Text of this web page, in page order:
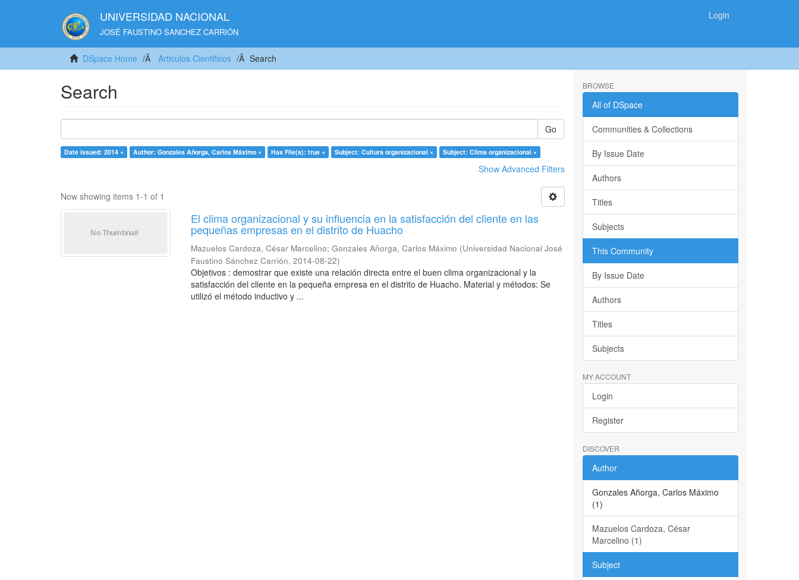
UNIVERSIDAD NACIONAL
JOSÉ FAUSTINO SANCHEZ CARRIÓN
Login
DSpace Home Articulos Cientificos Search
Search
Go
Date issued: 2014 × Author: Gonzales Añorga, Carlos Máximo × Has File(s): true × Subject: Cultura organizacional × Subject: Clima organizacional ×
Show Advanced Filters
Now showing items 1-1 of 1
El clima organizacional y su influencia en la satisfacción del cliente en las
pequeñas empresas en el distrito de Huacho
Mazuelos Cardoza, César Marcelino;Gonzales Añorga, Carlos Máximo (Universidad Nacional José
Faustino Sánchez Carrión,2014-08-22)
Objetivos : demostrar que existe una relación directa entre el buen clima organizacional y la
satisfacción del cliente en la pequeña empresa en el distrito de Huacho. Material y métodos: Se
utilizó el método inductivo y ...
BROWSE
All of DSpace
Communities & Collections
By Issue Date
Authors
Titles
Subjects
This Community
By Issue Date
Authors
Titles
Subjects
MY ACCOUNT
Login
Register
DISCOVER
Author
Gonzales Añorga, Carlos Máximo
(1)
Mazuelos Cardoza, César
Marcelino (1)
Subject